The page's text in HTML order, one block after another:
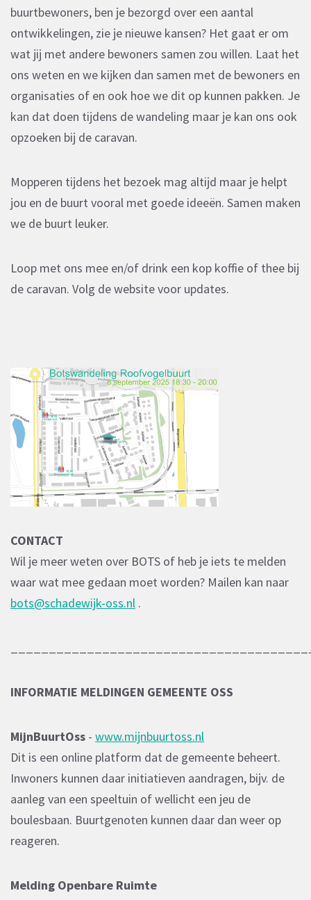
buurtbewoners, ben je bezorgd over een aantal
ontwikkelingen, zie je nieuwe kansen? Het gaat er om
wat jij met andere bewoners samen zou willen. Laat het
ons weten en we kijken dan samen met de bewoners en
organisaties of en ook hoe we dit op kunnen pakken. Je
kan dat doen tijdens de wandeling maar je kan ons ook
opzoeken bij de caravan.
Mopperen tijdens het bezoek mag altijd maar je helpt
jou en de buurt vooral met goede ideeën. Samen maken
we de buurt leuker.
Loop met ons mee en/of drink een kop koffie of thee bij
de caravan. Volg de website voor updates.
CONTACT
Wil je meer weten over BOTS of heb je iets te melden
waar wat mee gedaan moet worden? Mailen kan naar
bots@schadewijk-oss.nl .
INFORMATIE MELDINGEN GEMEENTE OSS
MijnBuurtOss - www.mijnbuurtoss.nl
Dit is een online platform dat de gemeente beheert.
Inwoners kunnen daar initiatieven aandragen, bijv. de
aanleg van een speeltuin of wellicht een jeu de
boulesbaan. Buurtgenoten kunnen daar dan weer op
reageren.
Melding Openbare Ruimte